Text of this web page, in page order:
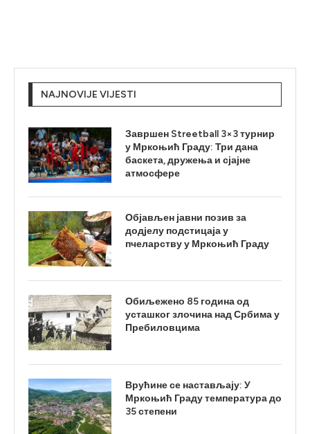
NAJNOVIJE VIJESTI
Завршен Streetball 3×3 турнир
у Мркоњић Граду: Три дана
баскета, дружења и сјајне
атмосфере
Објављен јавни позив за
додјелу подстицаја у
пчеларству у Мркоњић Граду
Обиљежено 85 година од
усташког злочина над Србима у
Пребиловцима
Врућине се настављају: У
Мркоњић Граду температура до
35 степени